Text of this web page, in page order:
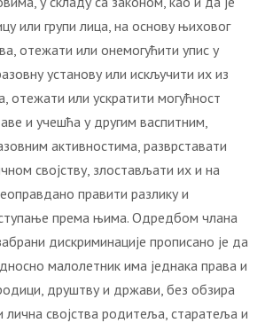
или групи лица, на основу њиховог
отежати или онемогућити упис у
установу или искључити их из
отежати или ускратити могућност
и учешћа у другим васпитним,
активностима, разврставати
својству, злостављати их и на
правити разлику и
према њима. Одредбом члана
дискриминације прописано је да
малолетник има једнака права и
друштву и држави, без обзира
лична својства родитеља, старатеља и